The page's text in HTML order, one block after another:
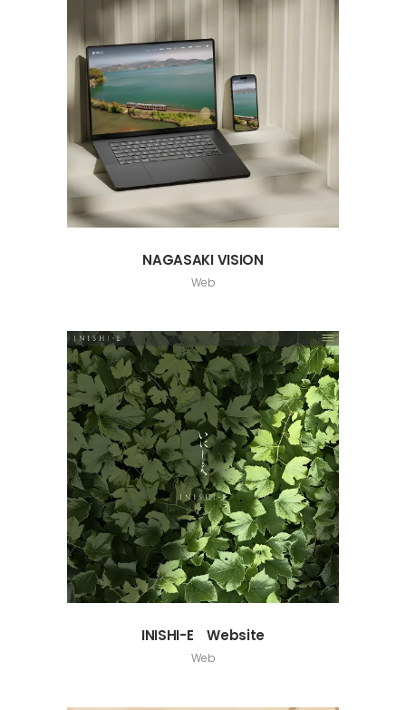
NAGASAKI VISION
Web
INISHI-E Website
Web